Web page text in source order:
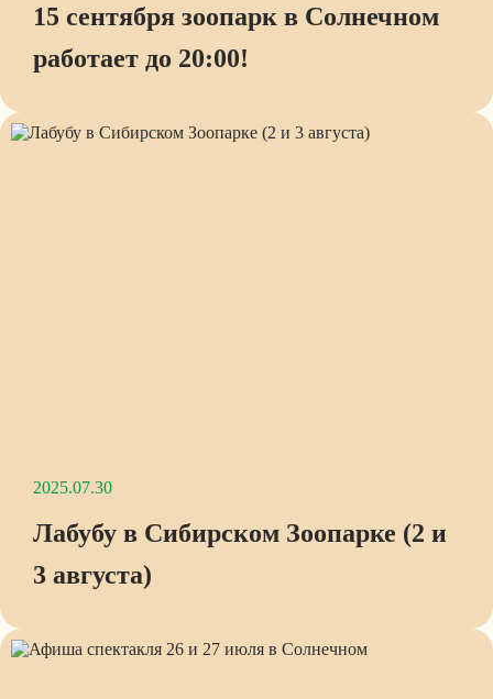
15 сентября зоопарк в Солнечном
работает до 20:00!
2025.07.30
Лабубу в Сибирском Зоопарке (2 и
3 августа)